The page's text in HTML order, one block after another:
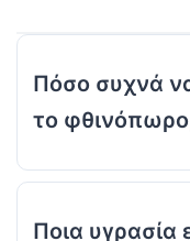
Πόσο συχνά
το
Ποια υγρασία